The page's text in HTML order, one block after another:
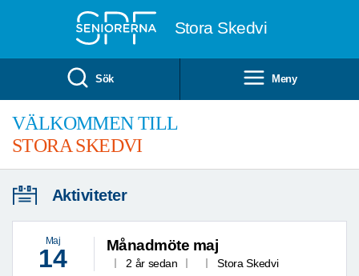
Stora Skedvi
Sök Meny
VÄLKOMMEN TILL
STORA SKEDVI
Aktiviteter
Maj
14 Månadmöte maj
2 år sedan Stora Skedvi